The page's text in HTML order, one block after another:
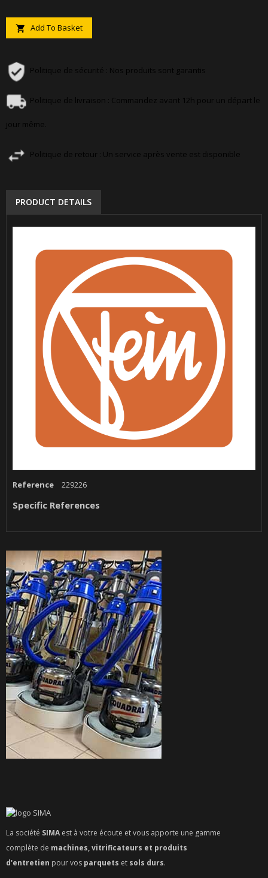
 Add To Basket
Politique de sécurité : Nos produits sont garantis
Politique de livraison : Commandez avant 12h pour un départ le
jour même.
Politique de retour : Un service après vente est disponible
PRODUCT DETAILS
Reference 229226
Specific References
La société SIMA est à votre écoute et vous apporte une gamme
complète de machines, vitrificateurs et produits
d'entretien pour vos parquets et sols durs.